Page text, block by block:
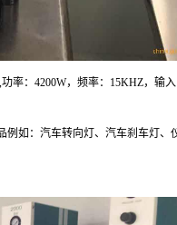
4200W，频率：15KHZ，输入
：汽车转向灯、汽车刹车灯、